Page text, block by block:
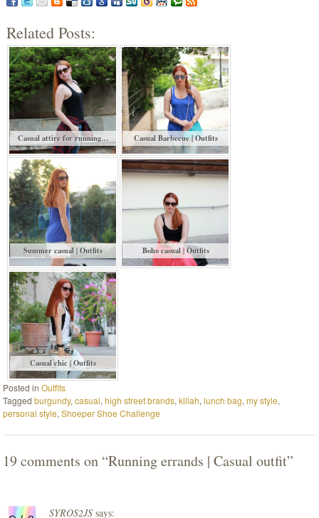
Related Posts:
Casual attire for running… Casual Barbecue | Outfits
Summer casual | Outfits Boho casual | Outfits
Casual chic | Outfits
Posted inOutfits
Taggedburgundy,casual,high street brands,killah,lunch bag,my style,
personal style,Shoeper Shoe Challenge
19 comments on “Running errands | Casual outfit”
SYROS2JS says: